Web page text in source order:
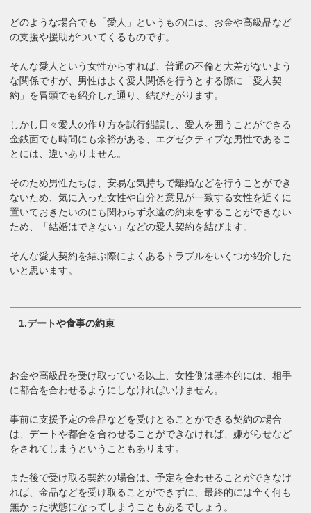
どのような場合でも「愛人」というものには、お金や高級品など
の支援や援助がついてくるものです。
そんな愛人という女性からすれば、普通の不倫と大差がないよう
な関係ですが、男性はよく愛人関係を行うとする際に「愛人契
約」を冒頭でも紹介した通り、結びたがります。
しかし日々愛人の作り方を試行錯誤し、愛人を囲うことができる
金銭面でも時間にも余裕がある、エグゼクティブな男性であるこ
とには、違いありません。
そのため男性たちは、安易な気持ちで離婚などを行うことができ
ないため、気に入った女性や自分と意見が一致する女性を近くに
置いておきたいのにも関わらず永遠の約束をすることができない
ため、「結婚はできない」などの愛人契約を結びます。
そんな愛人契約を結ぶ際によくあるトラブルをいくつか紹介した
いと思います。
1.デートや食事の約束
お金や高級品を受け取っている以上、女性側は基本的には、相手
に都合を合わせるようにしなければいけません。
事前に支援予定の金品などを受けとることができる契約の場合
は、デートや都合を合わせることができなければ、嫌がらせなど
をされてしまうということもあります。
また後で受け取る契約の場合は、予定を合わせることができなけ
れば、金品などを受け取ることができずに、最終的には全く何も
無かった状態になってしまうこともあるでしょう。